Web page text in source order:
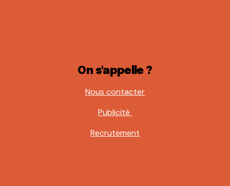
On s'appelle ?
Nous contacter
Publicité
Recrutement